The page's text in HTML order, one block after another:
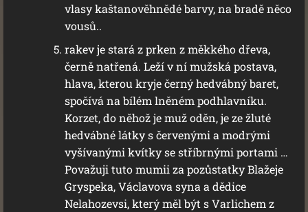
vlasy kaštanověhnědé barvy, na bradě něco
vousů..
rakev je stará z prken z měkkého dřeva,
černě natřená. Leží v ní mužská postava,
hlava, kterou kryje černý hedvábný baret,
spočívá na bílém lněném podhlavníku.
Korzet, do něhož je muž oděn, je ze žluté
hedvábné látky s červenými a modrými
vyšívanými kvítky se stříbrnými portami …
Považuji tuto mumii za pozůstatky Blažeje
Gryspeka, Václavova syna a dědice
Nelahozevsi, který měl být s Varlichem z